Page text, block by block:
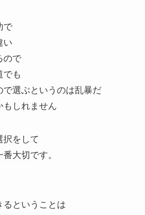
で
い
ので
でも
で選ぶというのは乱暴だ
もしれません
択をして
大切です。
るということは